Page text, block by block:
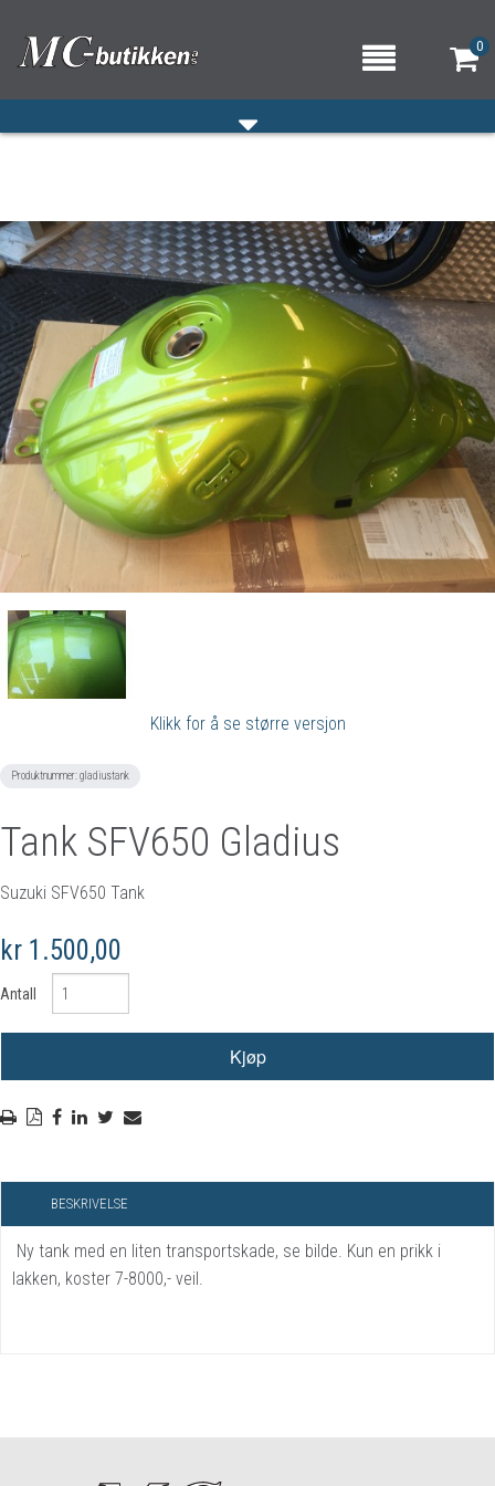
0
HJEM
VERKSTED
OM OSS/ÅPNINGSTIDER
KONTAKT OSS
Klikk for å se større versjon
Produktnummer:gladiustank
Tank SFV650 Gladius
Suzuki SFV650 Tank
kr 1.500,00
Antall
BESKRIVELSE
Ny tank med en liten transportskade, se bilde. Kun en prikk i
lakken, koster 7-8000,- veil.